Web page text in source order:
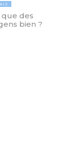
des
bien ?